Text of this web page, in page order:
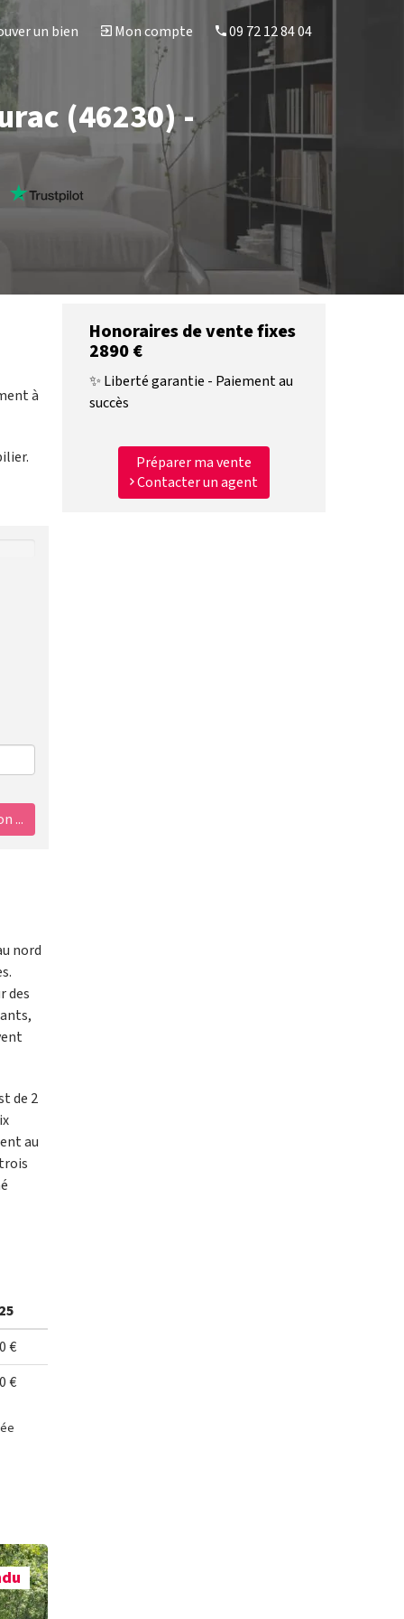
un bien Mon compte 09 72 12 84 04
(46230) -
à
...
nord
des
de 2
au
€
€
Honoraires de vente fixes
2890 €
✨ Liberté garantie - Paiement au
succès
Préparer ma vente
Contacter un agent